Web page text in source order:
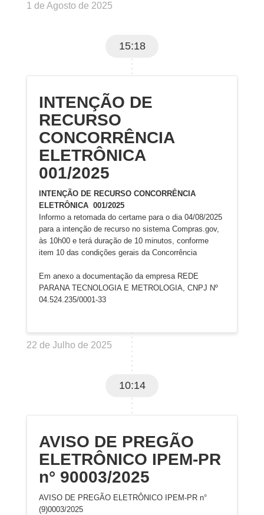
1 de Agosto de 2025
15:18
INTENÇÃO DE
RECURSO
CONCORRÊNCIA
ELETRÔNICA
001/2025
INTENÇÃO DE RECURSO CONCORRÊNCIA
ELETRÔNICA 001/2025
Informo a retomada do certame para o dia 04/08/2025
para a intenção de recurso no sistema Compras.gov,
às 10h00 e terá duração de 10 minutos, conforme
item 10 das condições gerais da Concorrência
Em anexo a documentação da empresa REDE
PARANA TECNOLOGIA E METROLOGIA, CNPJ Nº
04.524.235/0001-33
22 de Julho de 2025
10:14
AVISO DE PREGÃO
ELETRÔNICO IPEM-PR
n° 90003/2025
AVISO DE PREGÃO ELETRÔNICO IPEM-PR n°
(9)0003/2025